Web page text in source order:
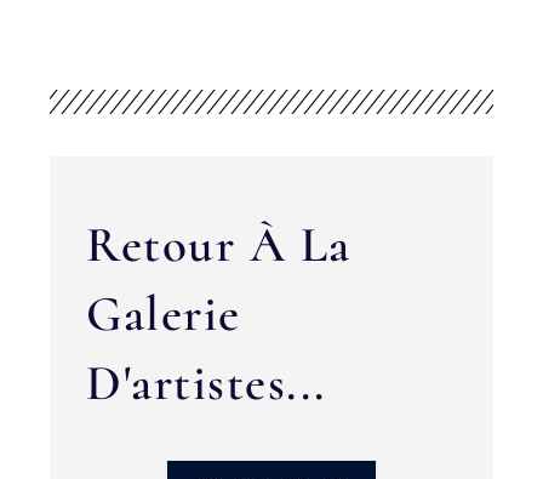
Retour À La
Galerie
D'artistes...